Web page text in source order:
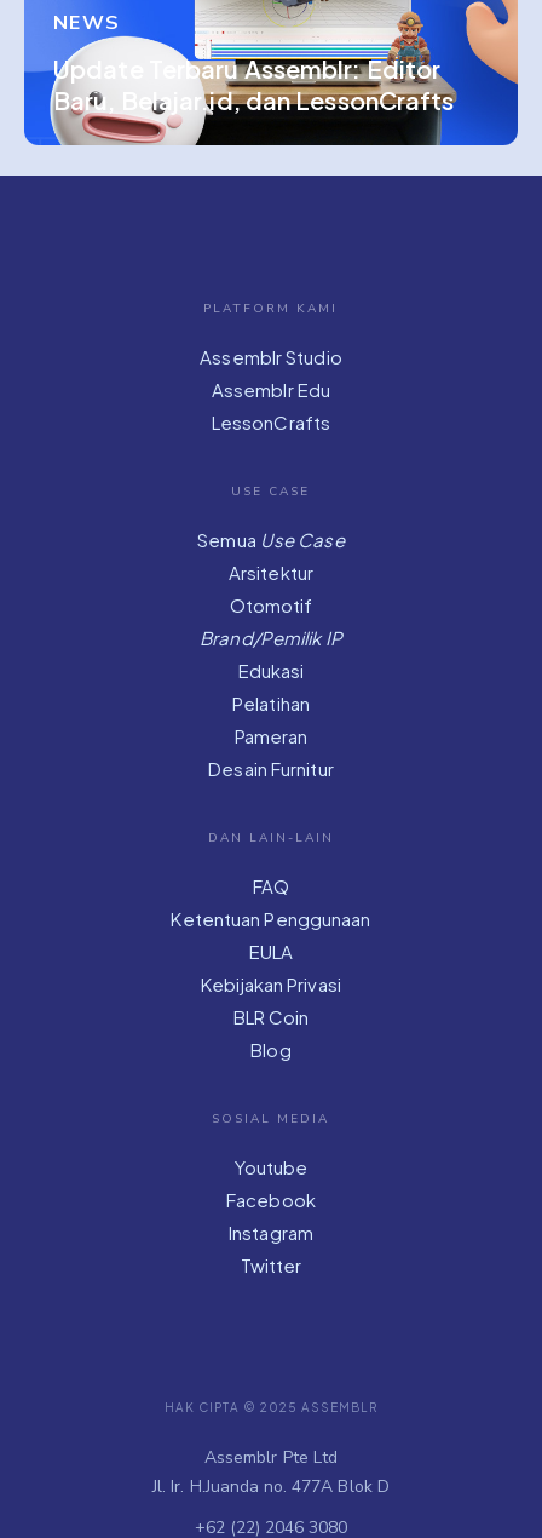
NEWS
Update Terbaru Assemblr: Editor
Baru, Belajar.id, dan LessonCrafts
PLATFORM KAMI
Assemblr Studio
Assemblr Edu
LessonCrafts
USE CASE
Semua Use Case
Arsitektur
Otomotif
Brand/Pemilik IP
Edukasi
Pelatihan
Pameran
Desain Furnitur
DAN LAIN-LAIN
FAQ
Ketentuan Penggunaan
EULA
Kebijakan Privasi
BLR Coin
Blog
SOSIAL MEDIA
Youtube
Facebook
Instagram
Twitter
HAK CIPTA © 2025 ASSEMBLR
Assemblr Pte Ltd
Jl. Ir. H.Juanda no. 477A Blok D
+62 (22) 2046 3080